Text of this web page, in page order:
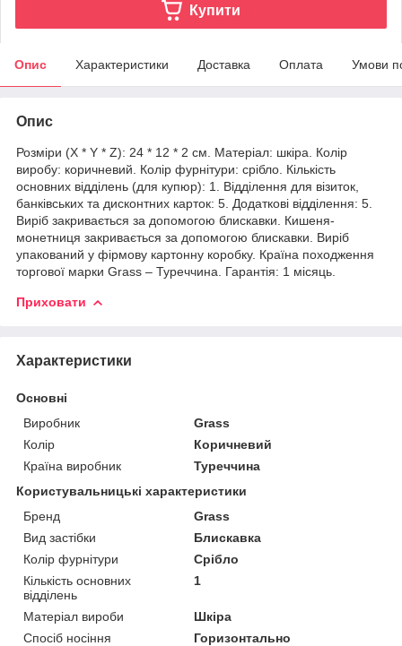
Купити
Опис Характеристики Доставка Оплата Умови
Опис
Розміри (X * Y * Z): 24 * 12 * 2 см. Матеріал: шкіра. Колір
виробу: коричневий. Колір фурнітури: срібло. Кількість
основних відділень (для купюр): 1. Відділення для візиток,
банківських та дисконтних карток: 5. Додаткові відділення: 5.
Виріб закривається за допомогою блискавки. Кишеня-
монетниця закривається за допомогою блискавки. Виріб
упакований у фірмову картонну коробку. Країна походження
торгової марки Grass – Туреччина. Гарантія: 1 місяць.
Приховати
Характеристики
Основні
Виробник
Grass
Колір
Коричневий
Країна виробник
Туреччина
Користувальницькі характеристики
Бренд
Grass
Вид застібки
Блискавка
Колір фурнітури
Срібло
Кількість основних
відділень
1
Матеріал вироби
Шкіра
Спосіб носіння
Горизонтально